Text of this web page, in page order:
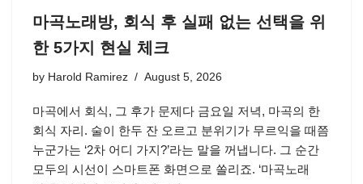
마곡노래방, 회식 후 실패 없는 선택을 위
한 5가지 현실 체크
by Harold Ramirez August 5, 2026
마곡에서 회식, 그 후가 문제다 금요일 저녁, 마곡의 한
회식 자리. 술이 한두 잔 오르고 분위기가 무르익을 때쯤
누군가는 ‘2차 어디 가지?’라는 말을 꺼냅니다. 그 순간
모두의 시선이 스마트폰 화면으로 쏠리죠. ‘마곡노래